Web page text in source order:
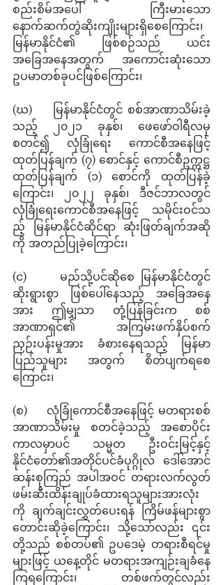
စည်းစိမ်အပေါ် ကြီးမားသော
နောက်ဆက်တွဲဆိုးကျိုးများရှိစေကြောင်း၊
မြန်မာနိုင်ငံ၏ ဖြစ်စဉ်သည် ယင်း
အခြေအနေအတွက် အကောင်းဆုံးသော
ဥပမာတစ်ခုပင်ဖြစ်ကြောင်း၊
(ဃ)    မြန်မာနိုင်ငံတွင် စစ်အာဏာသိမ်းခဲ့
သည့် ၂၀၂၁ ခုနှစ်၊ ဖေဖော်ဝါရီလမှ
စတင်၍ လုံခြုံရေး ကောင်စီအနေဖြင့်
ထုတ်ပြန်ချက် (၇) စောင်နှင့် ကောင်စီဥက္ကဋ္ဌ
ထုတ်ပြန်ချက် (၁) စောင်ကို ထုတ်ပြန်ခဲ့
ကြောင်း၊ ၂၀၂၂ ခုနှစ်၊ ဒီဇင်ဘာလတွင်
လုံခြုံရေးကောင်စီအနေဖြင့် သမိုင်းဝင်သ
ည့် မြန်မာနိုင်ငံဆိုင်ရာ ဆုံးဖြတ်ချက်အဆို
ကို အတည်ပြုခဲ့ကြောင်း၊
(င)     မည်သို့ပင်ဆိုစေ မြန်မာနိုင်ငံတွင်
ဆိုးရွားစွာ ဖြစ်ပေါ်နေသည့် အခြေအနေ
အား ဤမျှသာ တုံ့ပြန်ခြင်းက စစ်
အာဏာရှင်၏ အကြမ်းဖက်နှိပ်စက်
ညှဉ်းပန်းမှုအား ခံစားနေရသည့် မြန်မာ
ပြည်သူများ အတွက် စိတ်ပျက်ရစေ
ကြောင်း၊
(စ)     လုံခြုံကောင်စီအနေဖြင့် မတရားစစ်
အာဏာသိမ်းမှု စတင်ခဲ့သည့် အစောပိုင်း
ကာလမှာပင် သမ္မတ ဦးဝင်းမြင့်နှင့်
နိုင်ငံတော်၏အတိုင်ပင်ခံပုဂ္ဂိုလ် ဒေါ်အောင်
ဆန်းစုကြည် အပါအဝင် တရားလက်လွတ်
ဖမ်းဆီးထိန်းချုပ်ခံထားရသူများအားလုံး
ကို ချက်ချင်းလွှတ်ပေးရန် ကြိမ်ဖန်များစွာ
တောင်းဆိုခဲ့ကြောင်း၊ သို့သော်လည်း ၎င်း
တို့သည် စစ်တပ်၏ ဥပဒေမဲ့ တရားစီရင်မှု
များဖြင့် ယနေ့တိုင် မတရားအကျဉ်းချခံနေ
ကြရကြောင်း၊ တစ်ဖက်တွင်လည်း